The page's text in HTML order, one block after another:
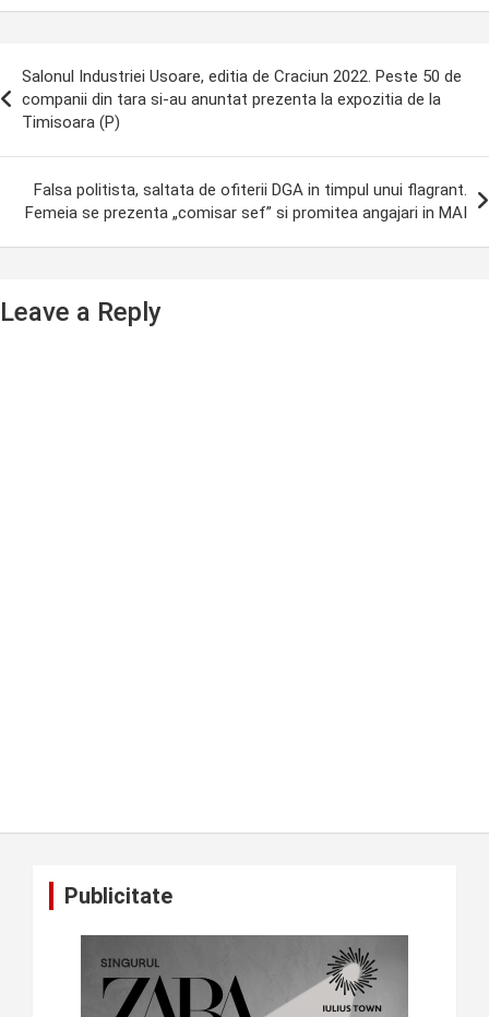
Salonul Industriei Usoare, editia de Craciun 2022. Peste 50 de
companii din tara si-au anuntat prezenta la expozitia de la
Timisoara (P)
Falsa politista, saltata de ofiterii DGA in timpul unui flagrant.
Femeia se prezenta „comisar sef” si promitea angajari in MAI
Leave a Reply
Publicitate